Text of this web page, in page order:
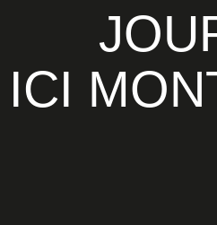
JOURNÉE DES LAURÉATS À
ICI